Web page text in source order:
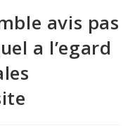
avis pas
a l’egard